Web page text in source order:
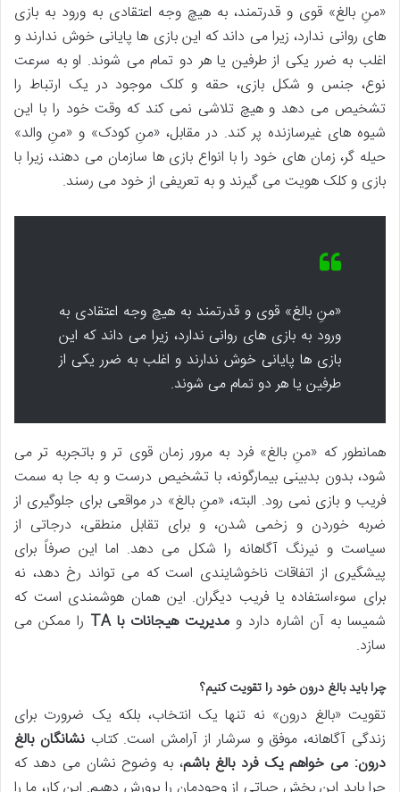
«منِ بالغ» قوی و قدرتمند، به هیچ وجه اعتقادی به ورود به بازی
های روانی ندارد، زیرا می داند که این بازی ها پایانی خوش ندارند و
اغلب به ضرر یکی از طرفین یا هر دو تمام می شوند. او به سرعت
نوع، جنس و شکل بازی، حقه و کلک موجود در یک ارتباط را
تشخیص می دهد و هیچ تلاشی نمی کند که وقت خود را با این
شیوه های غیرسازنده پر کند. در مقابل، «منِ کودک» و «منِ والد»
حیله گر، زمان های خود را با انواع بازی ها سازمان می دهند، زیرا با
بازی و کلک هویت می گیرند و به تعریفی از خود می رسند.
«منِ بالغ» قوی و قدرتمند به هیچ وجه اعتقادی به
ورود به بازی های روانی ندارد، زیرا می داند که این
بازی ها پایانی خوش ندارند و اغلب به ضرر یکی از
طرفین یا هر دو تمام می شوند.
همانطور که «منِ بالغ» فرد به مرور زمان قوی تر و باتجربه تر می
شود، بدون بدبینی بیمارگونه، با تشخیص درست و به جا به سمت
فریب و بازی نمی رود. البته، «منِ بالغ» در مواقعی برای جلوگیری از
ضربه خوردن و زخمی شدن، و برای تقابل منطقی، درجاتی از
سیاست و نیرنگ آگاهانه را شکل می دهد. اما این صرفاً برای
پیشگیری از اتفاقات ناخوشایندی است که می تواند رخ دهد، نه
برای سوءاستفاده یا فریب دیگران. این همان هوشمندی است که
شمیسا به آن اشاره دارد و مدیریت هیجانات با TA
را ممکن می
سازد.
چرا باید بالغ درون خود را تقویت کنیم؟
تقویت «بالغ درون» نه تنها یک انتخاب، بلکه یک ضرورت برای
زندگی آگاهانه، موفق و سرشار از آرامش است. کتابنشانگان بالغ
درون: می خواهم یک فرد بالغ باشم، به وضوح نشان می دهد که